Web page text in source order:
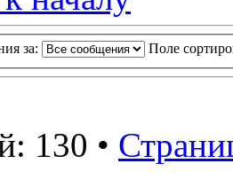
за: Поле
130 •